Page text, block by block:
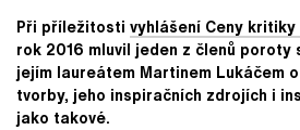
Při příležitosti vyhlášení Ceny
rok 2016 mluvil jeden z členů poroty
jejím laureátem Martinem Lukáčem
tvorby, jeho inspiračních zdrojích i
jako takové.